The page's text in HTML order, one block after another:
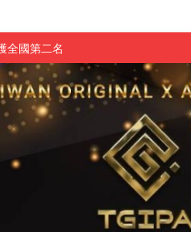
全國第二名
子溫馨對談 傳遞品格與智慧力量
金融新星
與現代
雙佳作
競賽英文組佳作
義